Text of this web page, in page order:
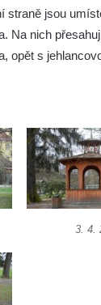
jsou
Na nich
opět s
3. 4.